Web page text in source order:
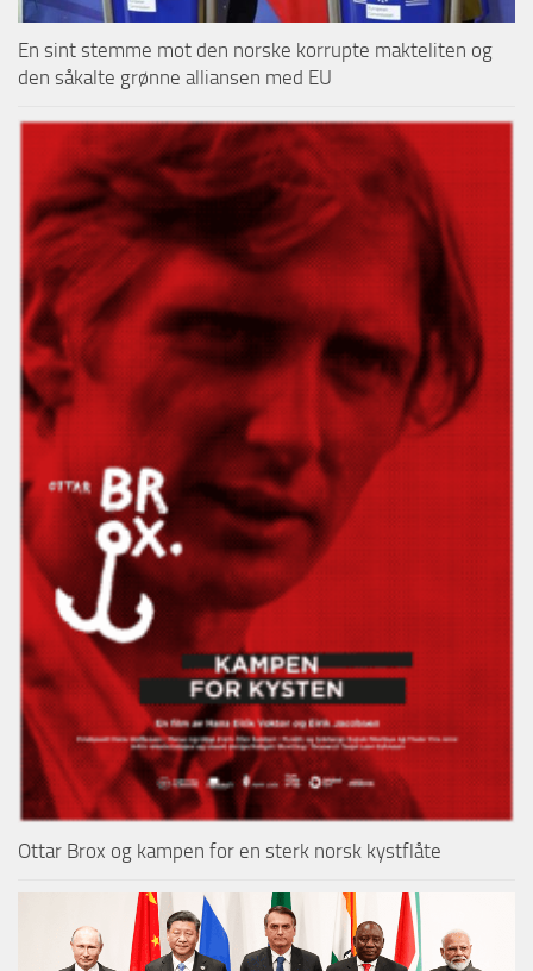
En sint stemme mot den norske korrupte makteliten og
den såkalte grønne alliansen med EU
Ottar Brox og kampen for en sterk norsk kystflåte